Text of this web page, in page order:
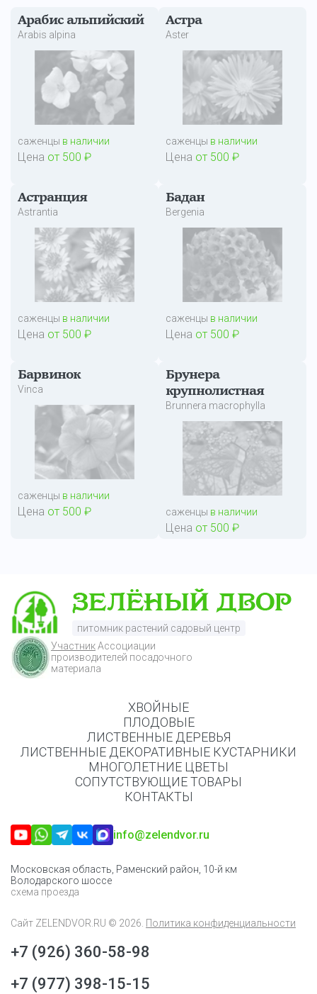
Арабис альпийский
Arabis alpina
саженцы в наличии
Цена от 500 ₽
Астра
Аster
саженцы в наличии
Цена от 500 ₽
Астранция
Astrantia
саженцы в наличии
Цена от 500 ₽
Бадан
Bergenia
саженцы в наличии
Цена от 500 ₽
Барвинок
Vinca
саженцы в наличии
Цена от 500 ₽
Брунера
крупнолистная
Brunnera macrophylla
саженцы в наличии
Цена от 500 ₽
питомник растений садовый центр
УчастникАссоциации
производителей посадочного
материала
ХВОЙНЫЕ
ПЛОДОВЫЕ
ЛИСТВЕННЫЕ ДЕРЕВЬЯ
ЛИСТВЕННЫЕ ДЕКОРАТИВНЫЕ КУСТАРНИКИ
МНОГОЛЕТНИЕ ЦВЕТЫ
СОПУТСТВУЮЩИЕ ТОВАРЫ
КОНТАКТЫ
info@zelendvor.ru
Московская область, Раменский район, 10-й км
Володарского шоссе
схема проезда
Сайт ZELENDVOR.RU © 2026. Политика конфиденциальности
+7 (926) 360-58-98
+7 (977) 398-15-15